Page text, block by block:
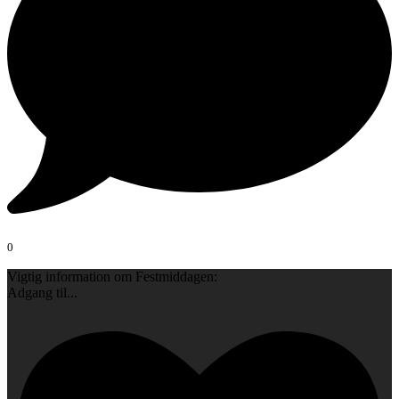
0
Vigtig information om Festmiddagen:
Adgang til ...